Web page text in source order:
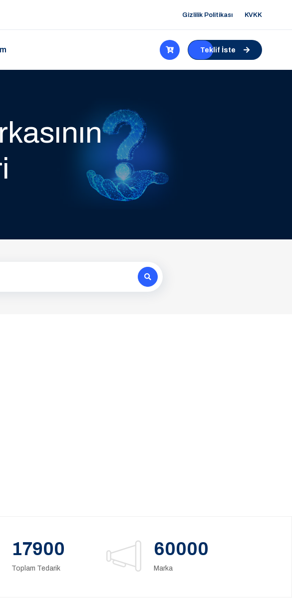
Gizlilik Politikası KVKK
Teklif İste
17900
Toplam Tedarik
60000
Marka